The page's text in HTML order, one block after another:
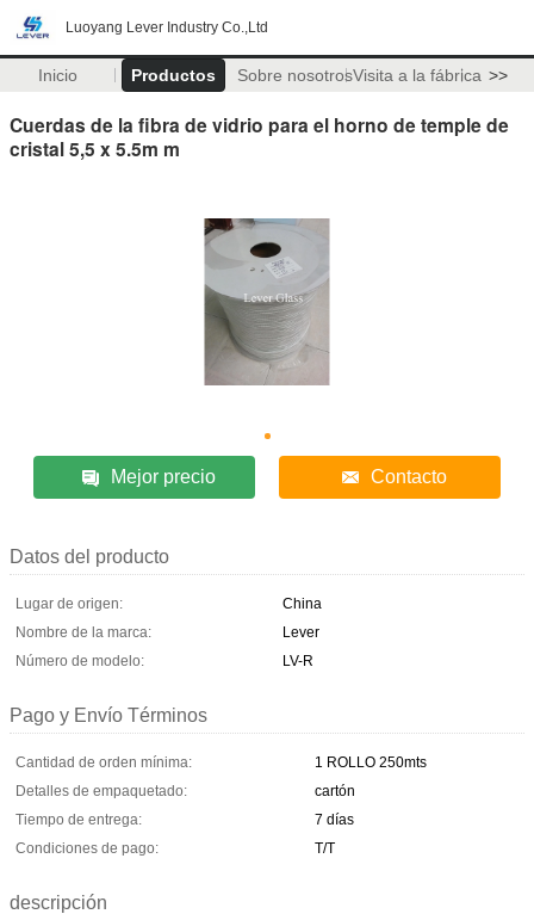
Luoyang Lever Industry Co.,Ltd
Inicio Productos Sobre nosotrosVisita a la fábrica >>
Cuerdas de la fibra de vidrio para el horno de temple de
cristal 5,5 x 5.5m m
Mejor precio Contacto
Datos del producto
Lugar de origen:
China
Nombre de la marca:
Lever
Número de modelo:
LV-R
Pago y Envío Términos
Cantidad de orden mínima:
1 ROLLO 250mts
Detalles de empaquetado:
cartón
Tiempo de entrega:
7 días
Condiciones de pago:
T/T
descripción